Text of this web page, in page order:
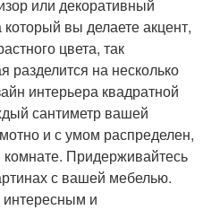
или декоративный
вы делаете акцент,
цвета, так
разделится на несколько
интерьера квадратной
сантиметр вашей
и с умом распределен,
комнате. Придерживайтесь
с вашей мебелью.
интересным и